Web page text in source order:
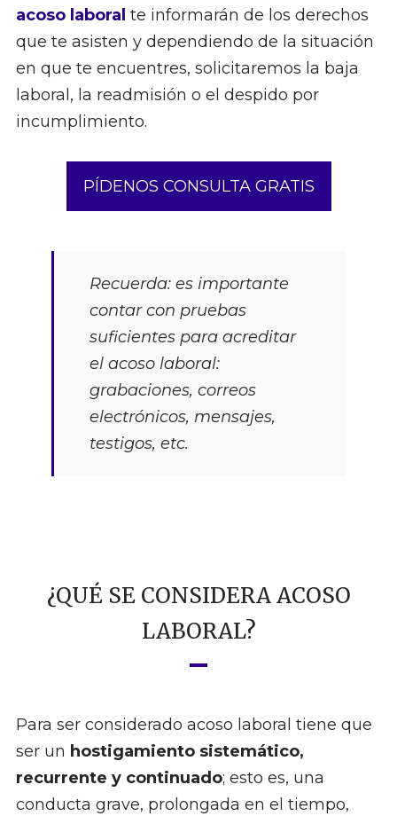
acoso laboral te informarán de los derechos
que te asisten y dependiendo de la situación
en que te encuentres, solicitaremos la baja
laboral, la readmisión o el despido por
incumplimiento.
PÍDENOS CONSULTA GRATIS
Recuerda: es importante
contar con pruebas
suficientes para acreditar
el acoso laboral:
grabaciones, correos
electrónicos, mensajes,
testigos, etc.
¿QUÉ SE CONSIDERA ACOSO
LABORAL?
Para ser considerado acoso laboral tiene que
ser un hostigamiento sistemático,
recurrente y continuado; esto es, una
conducta grave, prolongada en el tiempo,